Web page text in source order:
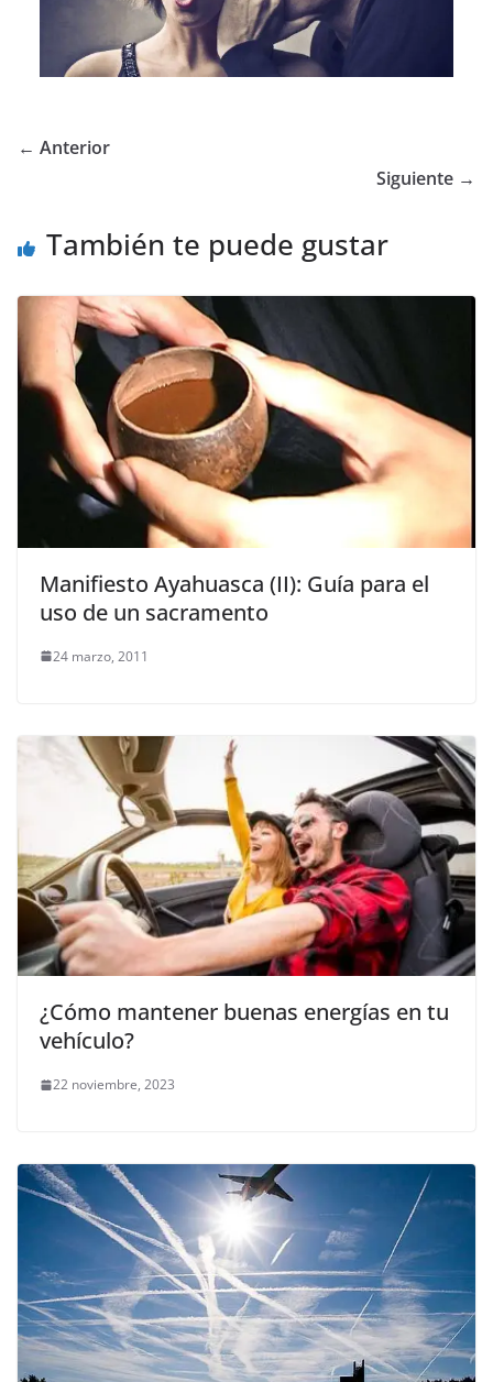
← Anterior
Siguiente →
También te puede gustar
Manifiesto Ayahuasca (II): Guía para el
uso de un sacramento
24 marzo, 2011
¿Cómo mantener buenas energías en tu
vehículo?
22 noviembre, 2023